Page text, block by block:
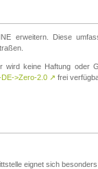
erweitern. Diese
keine Haftung oder
DE->Zero-2.0 ↗ frei
eignet sich